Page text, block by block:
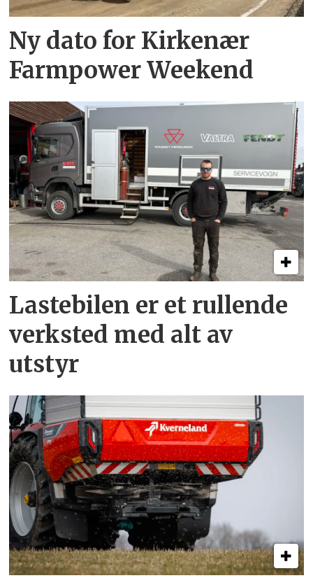
Ny dato for Kirkenær
Farmpower Weekend
Lastebilen er et rullende
verksted med alt av
utstyr